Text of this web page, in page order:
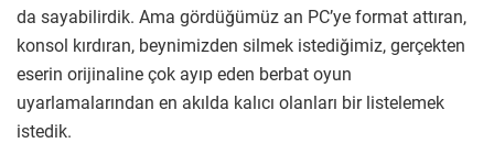
da sayabilirdik. Ama gördüğümüz an PC’ye format attıran,
konsol kırdıran, beynimizden silmek istediğimiz, gerçekten
eserin orijinaline çok ayıp eden berbat oyun
uyarlamalarından en akılda kalıcı olanları bir listelemek
istedik.